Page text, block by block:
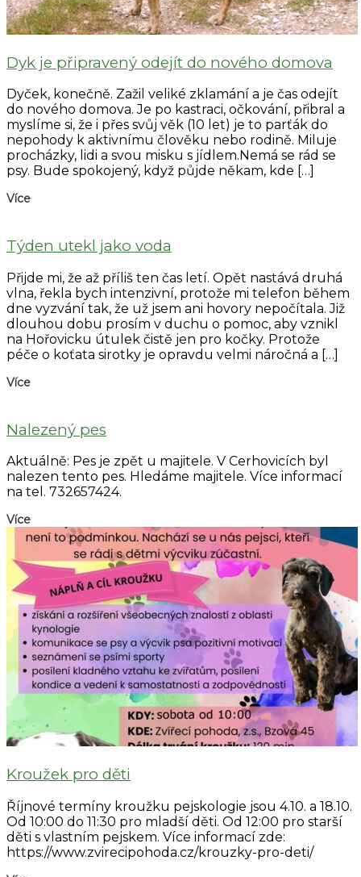
Dyk je připravený odejít do nového domova
Dyček, konečně. Zažil veliké zklamání a je čas odejít
do nového domova. Je po kastraci, očkování, přibral a
myslíme si, že i přes svůj věk (10 let) je to parťák do
nepohody k aktivnímu člověku nebo rodině. Miluje
procházky, lidi a svou misku s jídlem.Nemá se rád se
psy. Bude spokojený, když půjde někam, kde […]
Více
Týden utekl jako voda
Přijde mi, že až příliš ten čas letí. Opět nastává druhá
vlna, řekla bych intenzivní, protože mi telefon během
dne vyzvání tak, že už jsem ani hovory nepočítala. Již
dlouhou dobu prosím v duchu o pomoc, aby vznikl
na Hořovicku útulek čistě jen pro kočky. Protože
péče o koťata sirotky je opravdu velmi náročná a […]
Více
Nalezený pes
Aktuálně: Pes je zpět u majitele. V Cerhovicích byl
nalezen tento pes. Hledáme majitele. Více informací
na tel. 732657424.
Více
Kroužek pro děti
Říjnové termíny kroužku pejskologie jsou 4.10. a 18.10.
Od 10:00 do 11:30 pro mladší děti. Od 12:00 pro starší
děti s vlastním pejskem. Více informací zde:
https://www.zvirecipohoda.cz/krouzky-pro-deti/